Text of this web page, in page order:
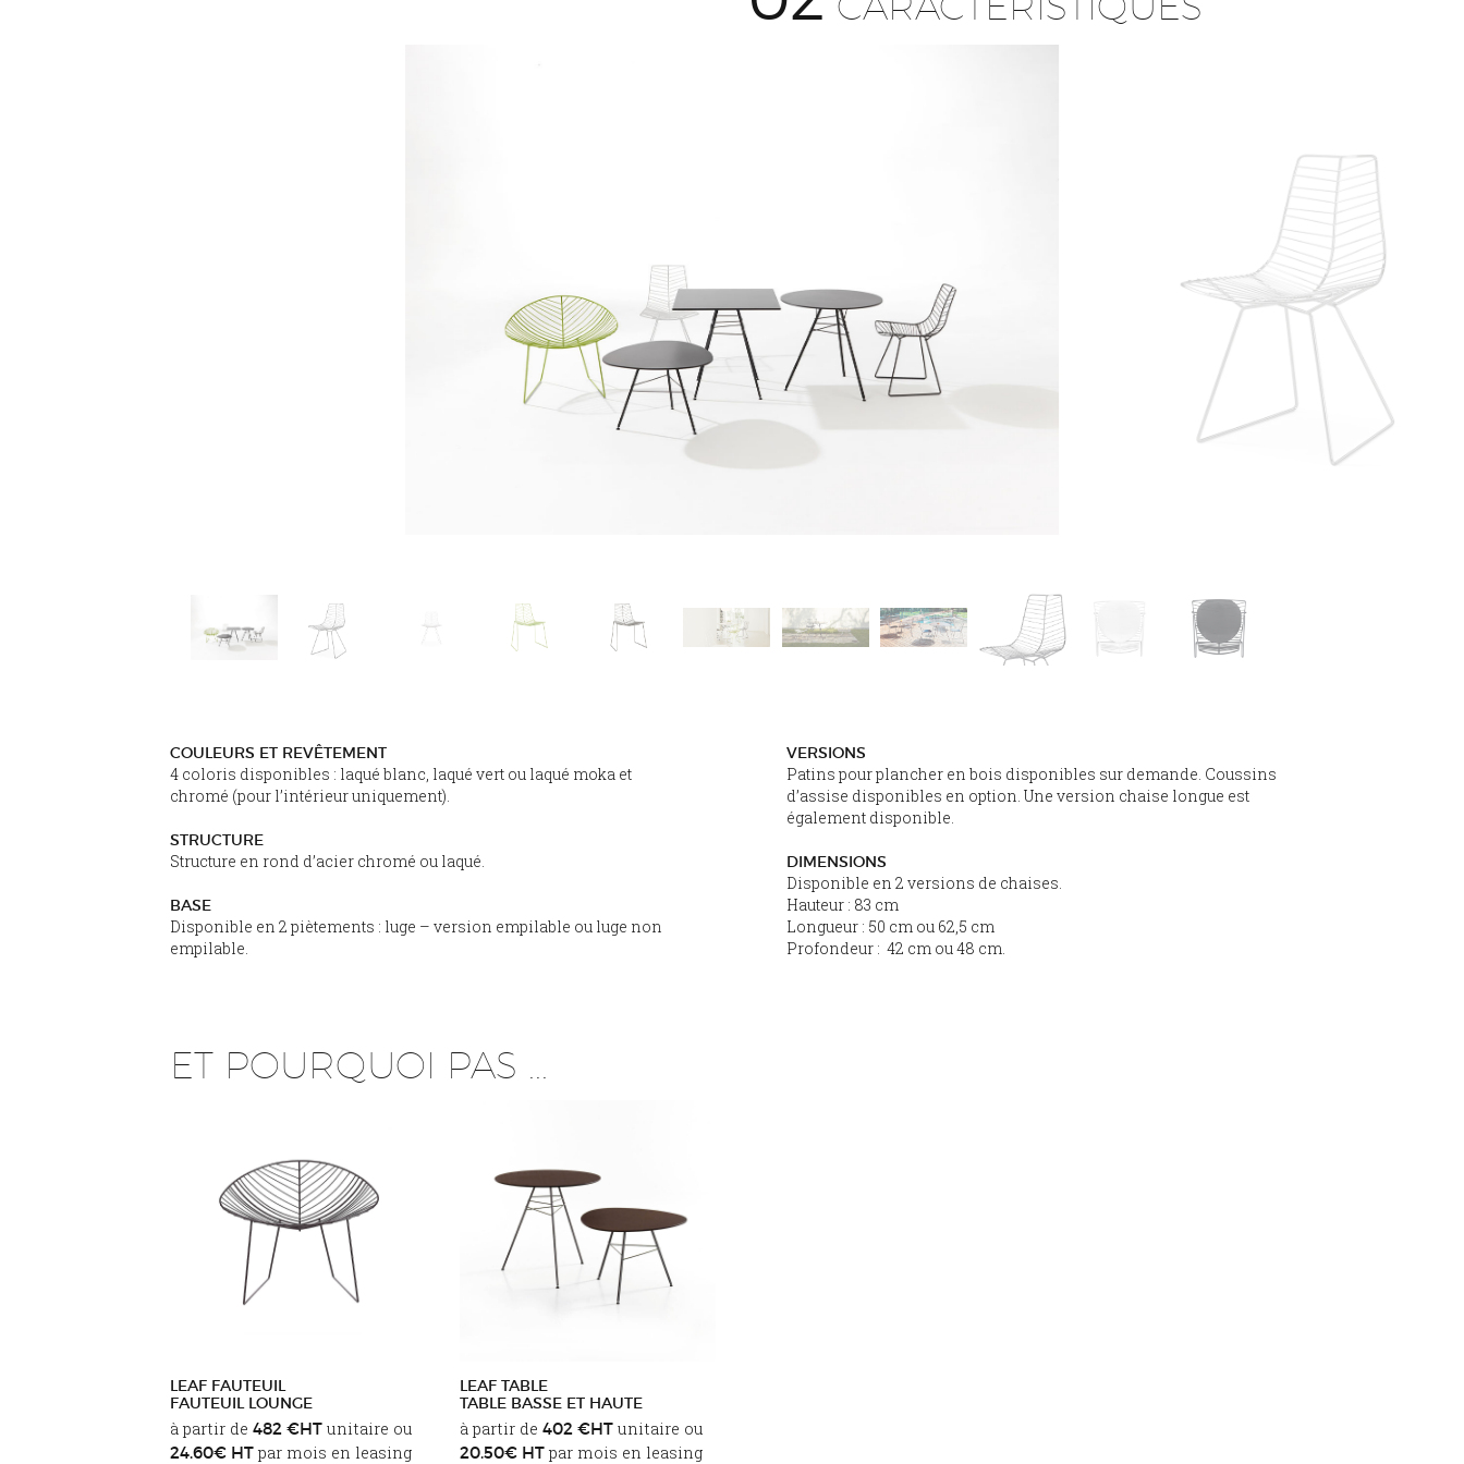
COULEURS ET REVÊTEMENT
4 coloris disponibles : laqué blanc, laqué vert ou laqué moka et
chromé (pour l’intérieur uniquement).
STRUCTURE
Structure en rond d’acier chromé ou laqué.
BASE
Disponible en 2 piètements : luge – version empilable ou luge non
empilable.
VERSIONS
Patins pour plancher en bois disponibles sur demande. Coussins
d’assise disponibles en option. Une version chaise longue est
également disponible.
DIMENSIONS
Disponible en 2 versions de chaises.
Hauteur : 83 cm
Longueur : 50 cm ou 62,5 cm
Profondeur : 42 cm ou 48 cm.
ET POURQUOI PAS ...
LEAF FAUTEUIL
FAUTEUIL LOUNGE
à partir de482 €HT unitaire ou
24.60€ HTpar mois en leasing
LEAF TABLE
TABLE BASSE ET HAUTE
à partir de 402 €HTunitaire ou
20.50€ HT par mois en leasing